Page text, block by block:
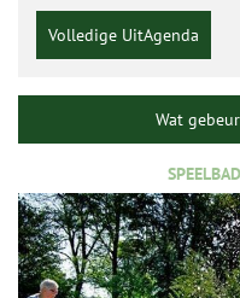
Volledige UitAgenda
Wat